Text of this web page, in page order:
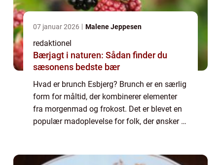
07 januar 2026 Malene Jeppesen
redaktionel
Bærjagt i naturen: Sådan finder du
sæsonens bedste bær
Hvad er brunch Esbjerg? Brunch er en særlig
form for måltid, der kombinerer elementer
fra morgenmad og frokost. Det er blevet en
populær madoplevelse for folk, der ønsker at